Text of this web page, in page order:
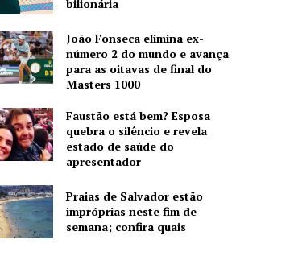
bilionária
João Fonseca elimina ex-
número 2 do mundo e avança
para as oitavas de final do
Masters 1000
Faustão está bem? Esposa
quebra o silêncio e revela
estado de saúde do
apresentador
Praias de Salvador estão
impróprias neste fim de
semana; confira quais